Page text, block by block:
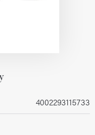
4002293115733